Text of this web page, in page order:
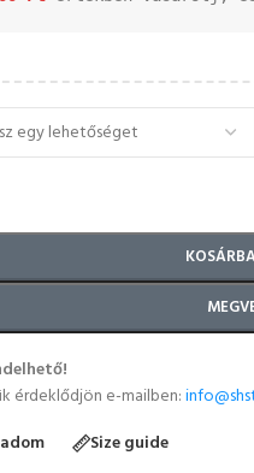
érdeklődjön e-mailben:
Size guide